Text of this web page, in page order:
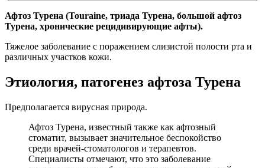
Афтоз Турена (Touraine, триада Турена, большой афтоз
Турена, хронические рецидивирующие афты).
Тяжелое заболевание с поражением слизистой полости рта и
различных участков кожи.
Этиология, патогенез афтоза Турена
Предполагается вирусная природа.
Афтоз Турена, известный также как афтозный
стоматит, вызывает значительное беспокойство
среди врачей-стоматологов и терапевтов.
Специалисты отмечают, что это заболевание